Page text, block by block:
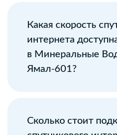
Какая скорость
интернета
в Минеральные
Ямал-601?
Сколько стоит